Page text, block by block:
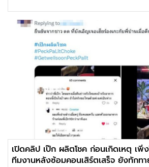
เปิดคลิป เป๊ก ผลิตโชค ก่อนเกิดเหตุ เพิ่
ทีมงานหลังซ้อมคอนเสิร์ตเสร็จ ยังทักท